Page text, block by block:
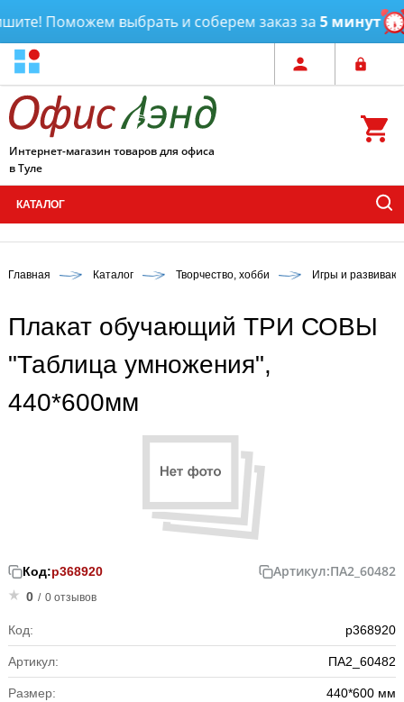
Поможем выбрать и соберем заказ за5 минут
Интернет-магазин товаров для офиса
в Туле
КАТАЛОГ
Главная Каталог Творчество, хобби Игры и
Плакат обучающий ТРИ СОВЫ
"Таблица умножения",
440*600мм
Код:р368920 Артикул:ПА2_60482
0 / 0 отзывов
Код: р368920
Артикул: ПА2_60482
Размер: 440*600 мм